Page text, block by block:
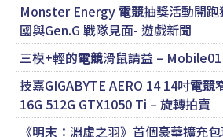
Monster Energy電競抽獎活動開
國與Gen.G 戰隊見面- 遊戲新聞
三模+輕的電競滑鼠請益 – Mobile01
技嘉GIGABYTE AERO 14 14吋電競
16G 512G GTX1050 Ti – 旋轉拍賣
《明末：淵虛之羽》首個豪華擴充